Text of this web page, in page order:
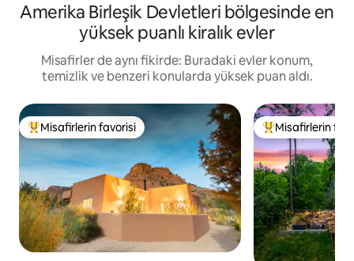
Amerika Birleşik Devletleri bölgesinde en
yüksek puanlı kiralık evler
Misafirler de aynı fikirde: Buradaki evler konum,
temizlik ve benzeri konularda yüksek puan aldı.
Misafirlerin favorilerinden en beğenilenler arasında
Misafirlerin favorisi Misafirlerin
Misafirlerin